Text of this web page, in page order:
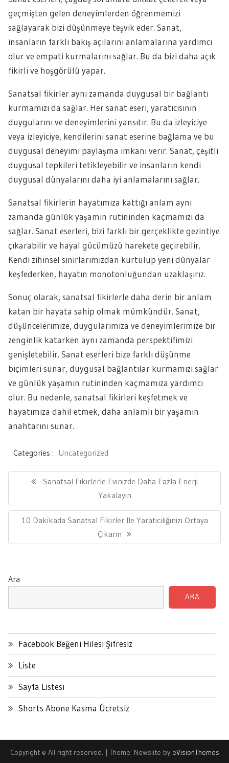
geçmişten gelen deneyimlerden öğrenmemizi
sağlayarak bizi düşünmeye teşvik eder. Sanat,
insanların farklı bakış açılarını anlamalarına yardımcı
olur ve empati kurmalarını sağlar. Bu da bizi daha açık
fikirli ve hoşgörülü yapar.
Sanatsal fikirler aynı zamanda duygusal bir bağlantı
kurmamızı da sağlar. Her sanat eseri, yaratıcısının
duygularını ve deneyimlerini yansıtır. Bu da izleyiciye
veya izleyiciye, kendilerini sanat eserine bağlama ve bu
duygusal deneyimi paylaşma imkanı verir. Sanat, çeşitli
duygusal tepkileri tetikleyebilir ve insanların kendi
duygusal dünyalarını daha iyi anlamalarını sağlar.
Sanatsal fikirlerin hayatımıza kattığı anlam aynı
zamanda günlük yaşamın rutininden kaçmamızı da
sağlar. Sanat eserleri, bizi farklı bir gerçeklikte gezintiye
çıkarabilir ve hayal gücümüzü harekete geçirebilir.
Kendi zihinsel sınırlarımızdan kurtulup yeni dünyalar
keşfederken, hayatın monotonluğundan uzaklaşırız.
Sonuç olarak, sanatsal fikirlerle daha derin bir anlam
katan bir hayata sahip olmak mümkündür. Sanat,
düşüncelerimize, duygularımıza ve deneyimlerimize bir
zenginlik katarken aynı zamanda perspektifimizi
genişletebilir. Sanat eserleri bize farklı düşünme
biçimleri sunar, duygusal bağlantılar kurmamızı sağlar
ve günlük yaşamın rutininden kaçmamıza yardımcı
olur. Bu nedenle, sanatsal fikirleri keşfetmek ve
hayatımıza dahil etmek, daha anlamlı bir yaşamın
anahtarını sunar.
Categories : Uncategorized
gezinmesiPrevious
Sanatsal Fikirlerle Evinizde Daha Fazla Enerji
Yakalayın
Next
10 Dakikada Sanatsal Fikirler Ile Yaratıcılığınızı Ortaya
Çıkarın
Ara
ARA
Facebook Beğeni Hilesi Şifresiz
Liste
Sayfa Listesi
Shorts Abone Kasma Ücretsiz
Copyright © All right reserved. | Theme: Newslite by eVisionThemes